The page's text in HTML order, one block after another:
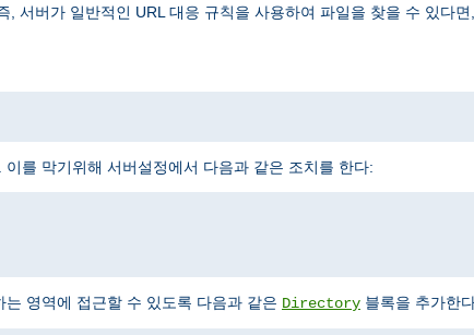
서버가 일반적인 URL 대응 규칙을 사용하여 파일을 찾을 수 있다
를 막기위해 서버설정에서 다음과 같은 조치를 한다:
영역에 접근할 수 있도록 다음과 같은 Directory 블록을 추가한